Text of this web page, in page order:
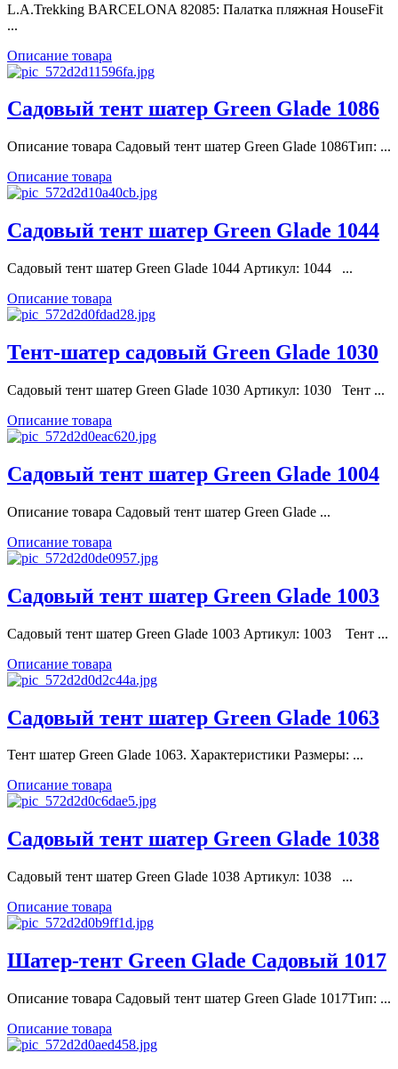
L.A.Trekking BARCELONA 82085: Палатка пляжная HouseFit
...
Описание товара
Садовый тент шатер Green Glade 1086
Описание товара Садовый тент шатер Green Glade 1086Тип: ...
Описание товара
Садовый тент шатер Green Glade 1044
Садовый тент шатер Green Glade 1044 Артикул: 1044 ...
Описание товара
Тент-шатер садовый Green Glade 1030
Садовый тент шатер Green Glade 1030 Артикул: 1030 Тент ...
Описание товара
Садовый тент шатер Green Glade 1004
Описание товара Садовый тент шатер Green Glade ...
Описание товара
Садовый тент шатер Green Glade 1003
Садовый тент шатер Green Glade 1003 Артикул: 1003 Тент ...
Описание товара
Садовый тент шатер Green Glade 1063
Тент шатер Green Glade 1063. Характеристики Размеры: ...
Описание товара
Садовый тент шатер Green Glade 1038
Садовый тент шатер Green Glade 1038 Артикул: 1038 ...
Описание товара
Шатер-тент Green Glade Садовый 1017
Описание товара Садовый тент шатер Green Glade 1017Тип: ...
Описание товара